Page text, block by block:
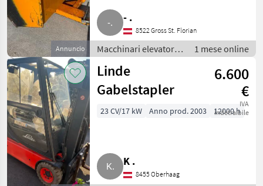
Annuncio
- .
8522 Gross St. Florian
Macchinari elevatori e
per magazzino /
Carrelli elevatori
1 mese online
Linde
Gabelstapler
6.600
€
IVA
indetraibile
23 CV/17 kW Anno prod. 2003 12000 h
K .
8455 Oberhaag